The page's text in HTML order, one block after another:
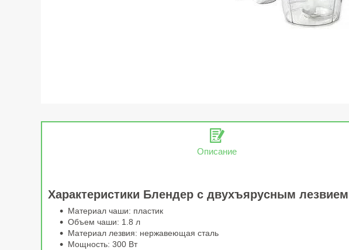
Описание
Характеристики Блендер с двухъярусным
Материал чаши: пластик
Объем чаши: 1.8 л
Материал лезвия: нержавеющая сталь
Мощность: 300 Вт